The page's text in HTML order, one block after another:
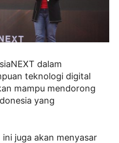
dalam
teknologi digital
mampu mendorong
yang
juga akan menyasar